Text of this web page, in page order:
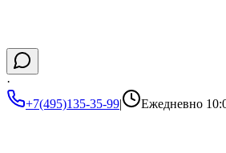
·
+7(495)135-35-99| Ежедневно